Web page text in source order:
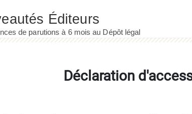
Déclaration